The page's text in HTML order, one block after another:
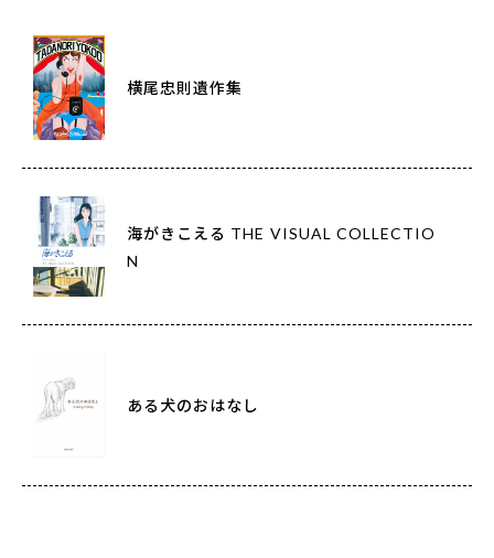
横尾忠則遺作集
海がきこえる THE VISUAL COLLECTIO
N
ある犬のおはなし